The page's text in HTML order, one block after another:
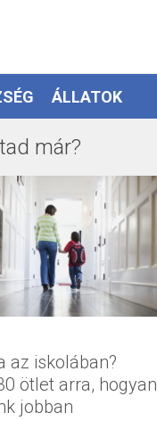
ÁLLATOK
már?
az iskolában?
ötlet arra, hogyan
jobban